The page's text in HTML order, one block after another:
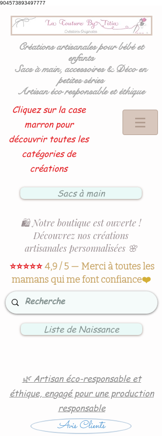
904573893497777
Créations artisanales pour bébé et
enfants
Sacs à main, accessoires & Déco en
petites séries
Artisan éco responsable et éthique
Cliquez sur la case
marron pour
découvrir toutes les
catégories de
créations
Sacs à main
🛍️ Notre boutique est ouverte !
Découvrez nos créations
artisanales personnalisées 🌸
⭐⭐⭐⭐⭐4,9 / 5 — Merci à toutes les
mamans qui me font confiance❤️
Liste de Naissance
🌿 Artisan éco-responsable et
éthique, engagé pour une production
responsable
Avis Clients